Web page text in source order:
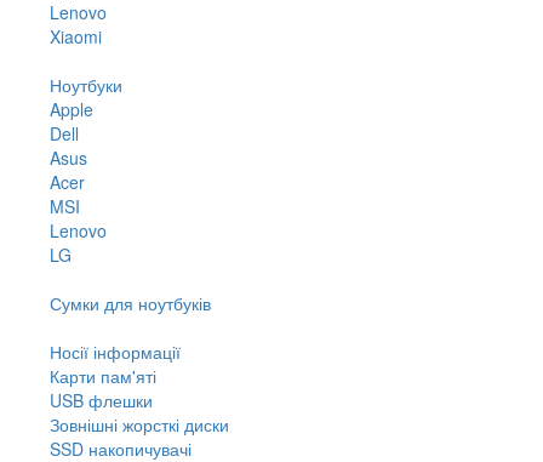
Lenovo
Xiaomi
Ноутбуки
Apple
Dell
Asus
Acer
MSI
Lenovo
LG
Сумки для ноутбуків
Носії інформації
Карти пам'яті
USB флешки
Зовнішні жорсткі диски
SSD накопичувачі